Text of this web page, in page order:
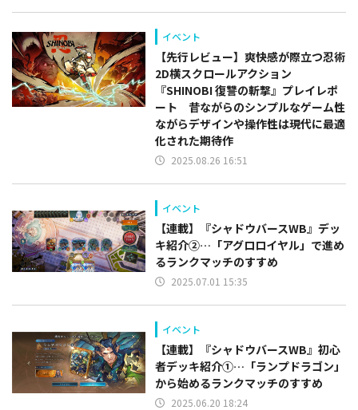
イベント
【先行レビュー】爽快感が際立つ忍術
2D横スクロールアクション
『SHINOBI 復讐の斬撃』プレイレポ
ート 昔ながらのシンプルなゲーム性
ながらデザインや操作性は現代に最適
化された期待作
2025.08.26 16:51
イベント
【連載】『シャドウバースWB』デッ
キ紹介②…「アグロロイヤル」で進め
るランクマッチのすすめ
2025.07.01 15:35
イベント
【連載】『シャドウバースWB』初心
者デッキ紹介①…「ランプドラゴン」
から始めるランクマッチのすすめ
2025.06.20 18:24